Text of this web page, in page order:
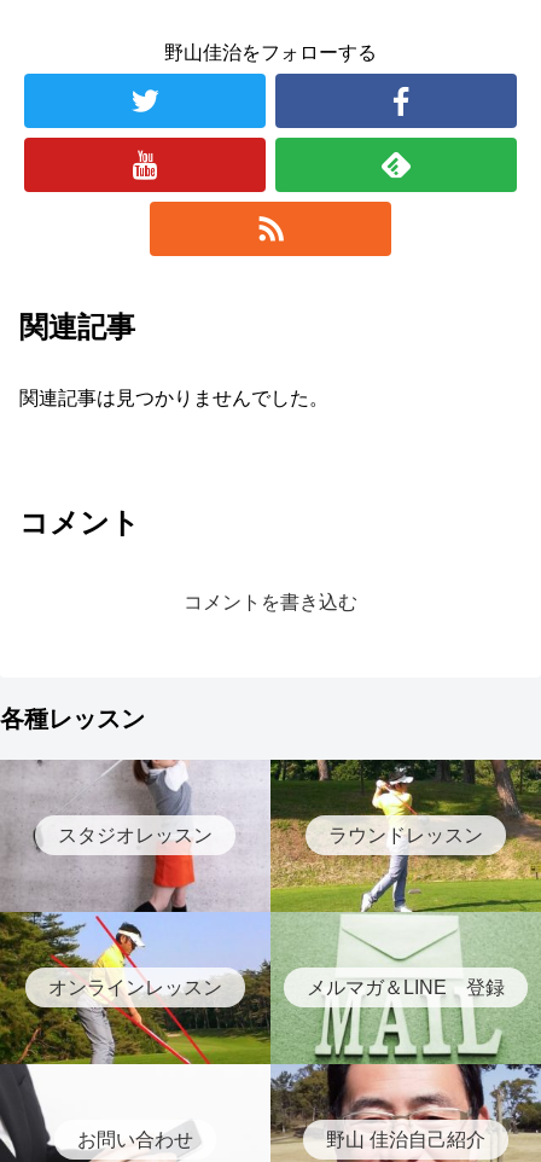
野山佳治をフォローする
関連記事
関連記事は見つかりませんでした。
コメント
コメントを書き込む
各種レッスン
スタジオレッスン ラウンドレッスン
オンラインレッスン メルマガ＆LINE 登録
お問い合わせ 野山 佳治自己紹介